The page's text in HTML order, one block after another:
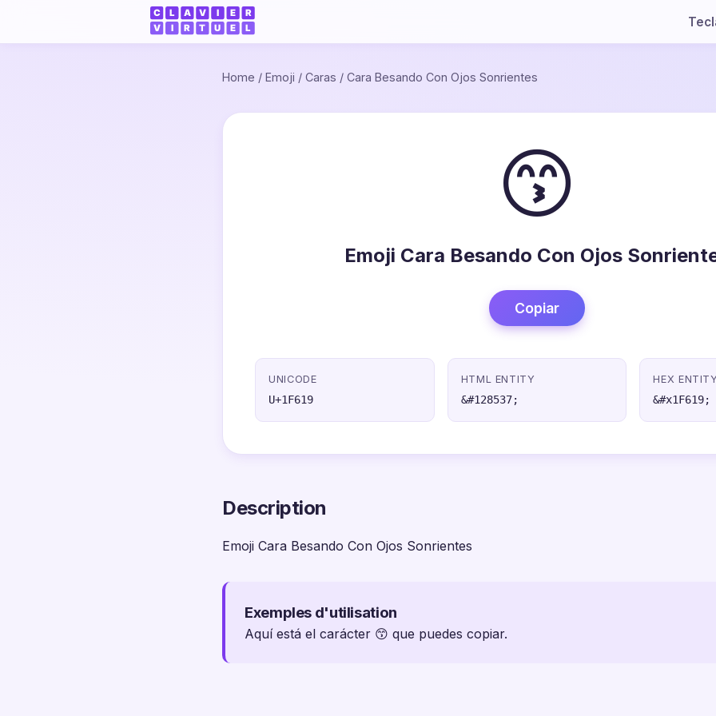
Home / Emoji / Caras / Cara Besando Con Ojos Sonrientes
😙
Emoji Cara Besando Con Ojos
Copiar
UNICODE
U+1F619
HTML ENTITY
&#128537;
HEX
&#x1F619;
Description
Emoji Cara Besando Con Ojos Sonrientes
Exemples d'utilisation
Aquí está el carácter 😙 que puedes copiar.